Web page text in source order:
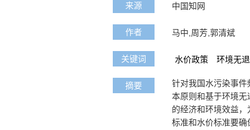
来源 中国知网
作者 马中,周芳,郭清斌
关键词 水价政策 环境无
摘要
针对我国水污染事
本原则和基于环境
的经济和环境效益
标准和水价标准要